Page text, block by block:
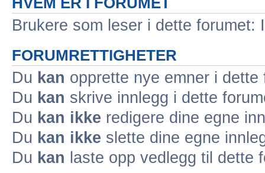
Brukere som leser i dette
FORUMRETTIGHETER
Du kan opprette nye emner i dette
Du kan skrive innlegg i dette
Du kan ikke redigere dine egne
Du kan ikke slette dine egne
Du kan laste opp vedlegg til dette